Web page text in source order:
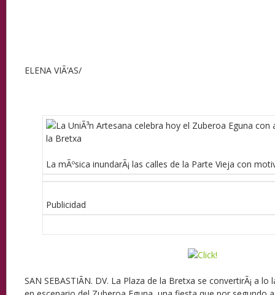
ELENA VIÃ‘AS/
La mÃºsica inundarÃ¡ las calles de la Parte Vieja con
Publicidad
SAN SEBASTIÃN. DV. La Plaza de la Bretxa se convertirÃ¡ a